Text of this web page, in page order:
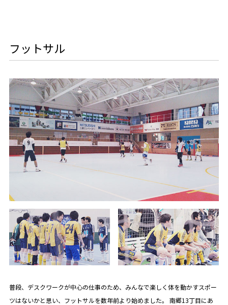
フットサル
普段、デスクワークが中心の仕事のため、みんなで楽しく体を動かすスポー
ツはないかと思い、フットサルを数年前より始めました。 南郷13丁目にあ